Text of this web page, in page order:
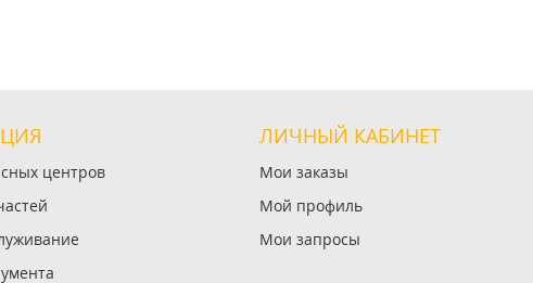
центров
ЛИЧНЫЙ КАБИНЕТ
Мои заказы
Мой профиль
Мои запросы